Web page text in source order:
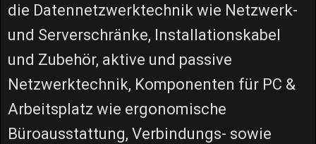
die Datennetzwerktechnik wie Netzwerk-
und Serverschränke, Installationskabel
und Zubehör, aktive und passive
Netzwerktechnik, Komponenten für PC &
Arbeitsplatz wie ergonomische
Büroausstattung, Verbindungs- sowie